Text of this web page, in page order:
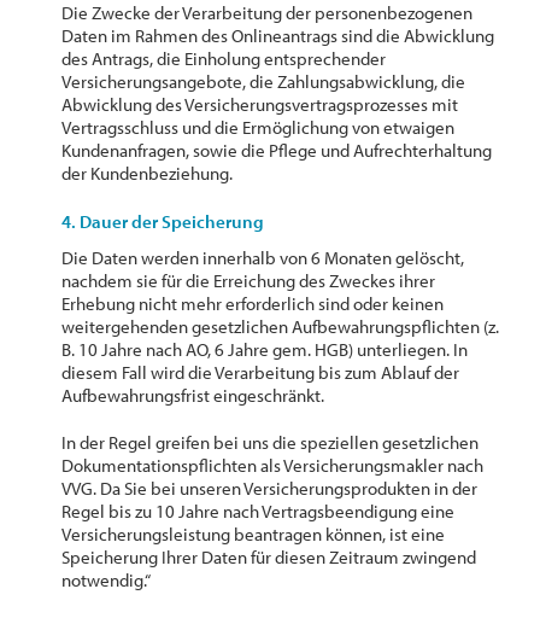
Die Zwecke der Verarbeitung der personenbezogenen
Daten im Rahmen des Onlineantrags sind die Abwicklung
des Antrags, die Einholung entsprechender
Versicherungsangebote, die Zahlungsabwicklung, die
Abwicklung des Versicherungsvertragsprozesses mit
Vertragsschluss und die Ermöglichung von etwaigen
Kundenanfragen, sowie die Pflege und Aufrechterhaltung
der Kundenbeziehung.
4. Dauer der Speicherung
Die Daten werden innerhalb von 6 Monaten gelöscht,
nachdem sie für die Erreichung des Zweckes ihrer
Erhebung nicht mehr erforderlich sind oder keinen
weitergehenden gesetzlichen Aufbewahrungspflichten (z.
B. 10 Jahre nach AO, 6 Jahre gem. HGB) unterliegen. In
diesem Fall wird die Verarbeitung bis zum Ablauf der
Aufbewahrungsfrist eingeschränkt.
In der Regel greifen bei uns die speziellen gesetzlichen
Dokumentationspflichten als Versicherungsmakler nach
VVG. Da Sie bei unseren Versicherungsprodukten in der
Regel bis zu 10 Jahre nach Vertragsbeendigung eine
Versicherungsleistung beantragen können, ist eine
Speicherung Ihrer Daten für diesen Zeitraum zwingend
notwendig.“